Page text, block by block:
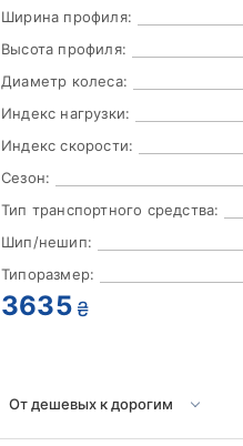
Ширина профиля:
Высота профиля:
Диаметр колеса:
Индекс нагрузки:
Индекс скорости:
Сезон:
Тип транспортного средства:
Шип/нешип:
Типоразмер:
3635 ₴